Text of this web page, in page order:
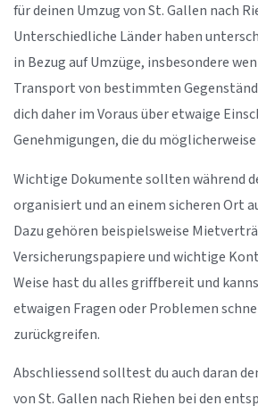
für deinen Umzug von St. Gallen nach
Unterschiedliche Länder haben
in Bezug auf Umzüge, insbesondere
Transport von bestimmten
dich daher im Voraus über etwaige
Genehmigungen, die du
Wichtige Dokumente sollten während
organisiert und an einem sicheren Ort
Dazu gehören beispielsweise
Versicherungspapiere und wichtige
Weise hast du alles griffbereit und
etwaigen Fragen oder Problemen
zurückgreifen.
Abschliessend solltest du auch daran
von St. Gallen nach Riehen bei den